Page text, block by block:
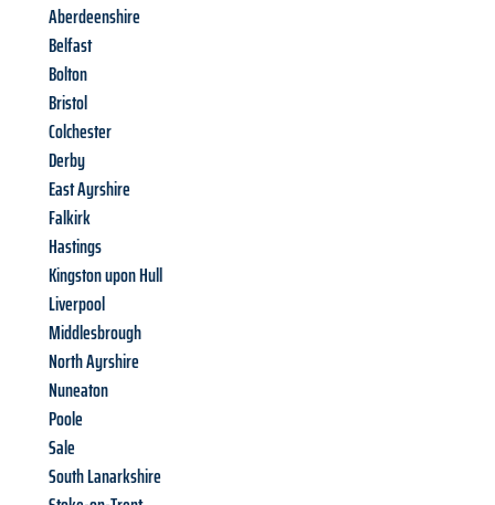
Aberdeenshire
Belfast
Bolton
Bristol
Colchester
Derby
East Ayrshire
Falkirk
Hastings
Kingston upon Hull
Liverpool
Middlesbrough
North Ayrshire
Nuneaton
Poole
Sale
South Lanarkshire